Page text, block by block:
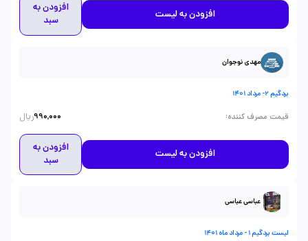
افزودن به لیست
افزودن به
سبد
مهدی نوجوان
بردگیم 2- مرداد 1401
قیمت مصرف کننده:
990,000ریال
افزودن به لیست
افزودن به
سبد
عباسی عباسی
لیست بردگیم 1 - مرداد ماه 1401